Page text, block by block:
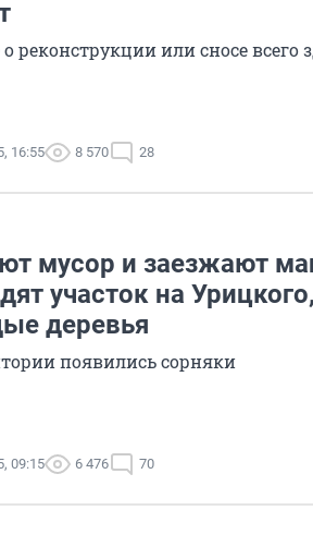
реконструкции или сносе всего
16:55 8 570 28
мусор и заезжают
участок на
деревья
появились сорняки
09:15 6 476 70